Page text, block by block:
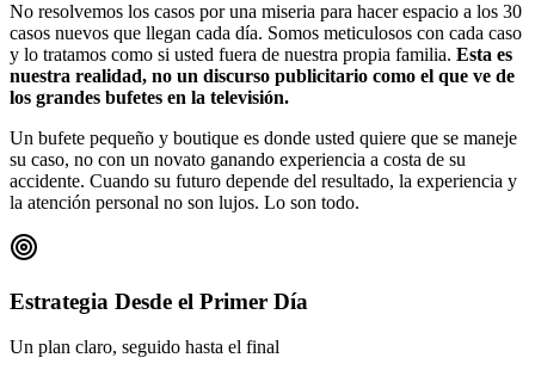
No resolvemos los casos por una miseria para hacer espacio a los 30
casos nuevos que llegan cada día. Somos meticulosos con cada caso
y lo tratamos como si usted fuera de nuestra propia familia. Esta es
nuestra realidad, no un discurso publicitario como el que ve de
los grandes bufetes en la televisión.
Un bufete pequeño y boutique es donde usted quiere que se maneje
su caso, no con un novato ganando experiencia a costa de su
accidente. Cuando su futuro depende del resultado, la experiencia y
la atención personal no son lujos. Lo son todo.
Estrategia Desde el Primer Día
Un plan claro, seguido hasta el final